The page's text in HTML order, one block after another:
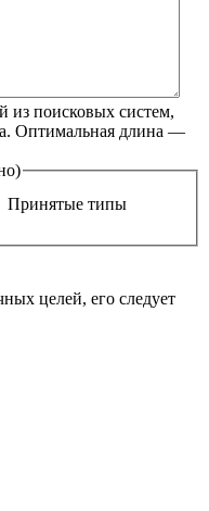
из поисковых систем,
Оптимальная длина —
Принятые типы
целей, его следует